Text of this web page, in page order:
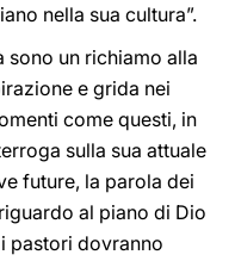
nella sua cultura”.
sono un richiamo alla
e grida nei
come questi, in
sulla sua attuale
future, la parola dei
al piano di Dio
pastori dovranno